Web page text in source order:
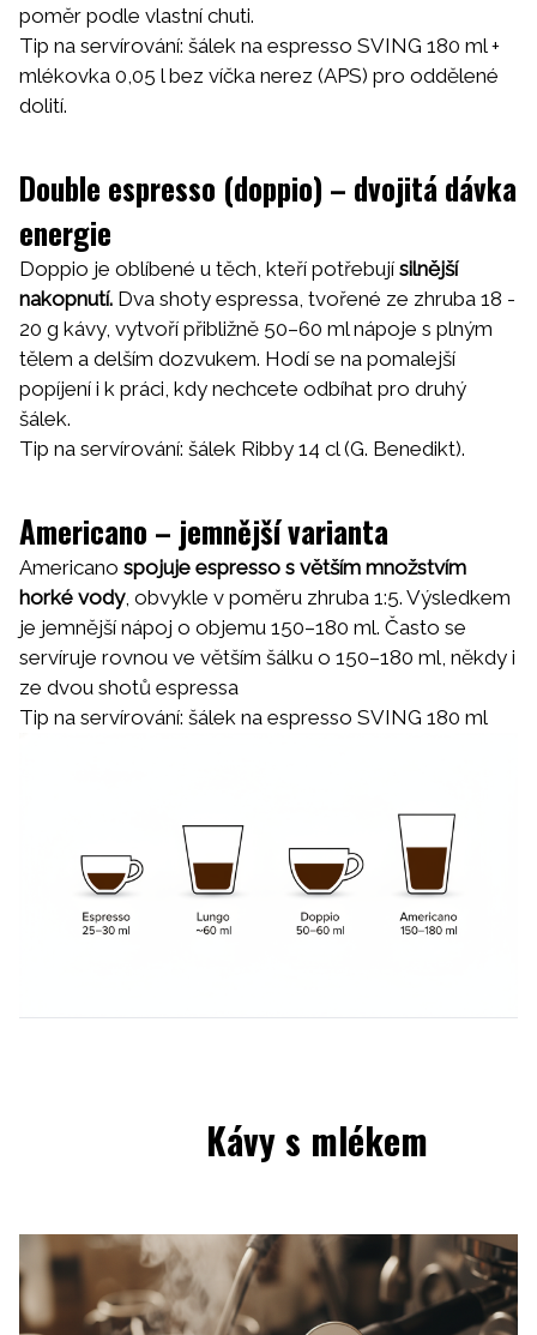
poměr podle vlastní chuti.
Tip na servírování: šálek na espresso SVING 180 ml+
mlékovka 0,05 l bez víčka nerez (APS) pro oddělené
dolití.
Double espresso (doppio) – dvojitá dávka
energie
Doppio je oblíbené u těch, kteří potřebují silnější
nakopnutí. Dva shoty espressa, tvořené ze zhruba 18 -
20 g kávy, vytvoří přibližně 50–60 ml nápoje s plným
tělem a delším dozvukem. Hodí se na pomalejší
popíjení i k práci, kdy nechcete odbíhat pro druhý
šálek.
Tip na servírování: šálek Ribby 14 cl(G. Benedikt).
Americano – jemnější varianta
Americano spojuje espresso s větším množstvím
horké vody, obvykle v poměru zhruba 1:5. Výsledkem
je jemnější nápoj o objemu 150–180 ml. Často se
servíruje rovnou ve větším šálku o 150–180 ml, někdy i
ze dvou shotů espressa
Tip na servírování: šálek na espresso SVING 180 ml
Kávy s mlékem